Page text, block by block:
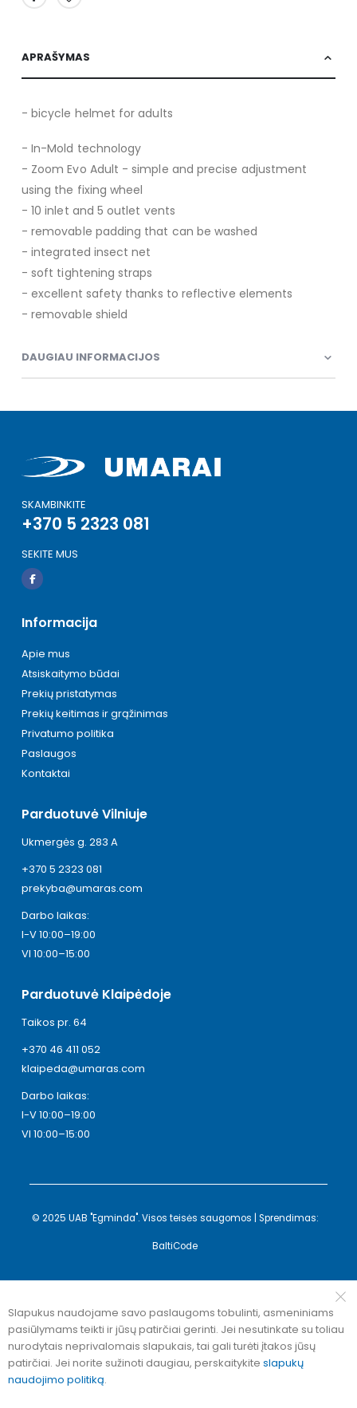
APRAŠYMAS
- bicycle helmet for adults
- In-Mold technology
- Zoom Evo Adult - simple and precise adjustment
using the fixing wheel
- 10 inlet and 5 outlet vents
- removable padding that can be washed
- integrated insect net
- soft tightening straps
- excellent safety thanks to reflective elements
- removable shield
DAUGIAU INFORMACIJOS
SKAMBINKITE
+370 5 2323 081
SEKITE MUS
Informacija
Apie mus
Atsiskaitymo būdai
Prekių pristatymas
Prekių keitimas ir grąžinimas
Privatumo politika
Paslaugos
Kontaktai
Parduotuvė Vilniuje
Ukmergės g. 283 A
+370 5 2323 081
prekyba@umaras.com
Darbo laikas:
I-V 10:00–19:00
VI 10:00–15:00
Parduotuvė Klaipėdoje
Taikos pr. 64
+370 46 411 052
klaipeda@umaras.com
Darbo laikas:
I-V 10:00–19:00
VI 10:00–15:00
© 2025 UAB "Egminda". Visos teisės saugomos | Sprendimas:
BaltiCode
Slapukus naudojame savo paslaugoms tobulinti, asmeniniams
pasiūlymams teikti ir jūsų patirčiai gerinti. Jei nesutinkate su toliau
nurodytais neprivalomais slapukais, tai gali turėti įtakos jūsų
patirčiai. Jei norite sužinoti daugiau, perskaitykite slapukų
naudojimo politiką.